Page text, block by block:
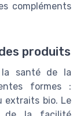
compléments
produits
la santé de la
formes :
extraits bio. Le